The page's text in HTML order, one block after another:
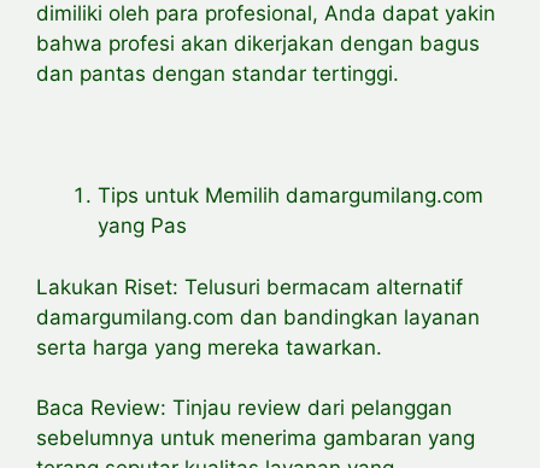
dimiliki oleh para profesional, Anda dapat yakin
bahwa profesi akan dikerjakan dengan bagus
dan pantas dengan standar tertinggi.
Tips untuk Memilih damargumilang.com
yang Pas
Lakukan Riset: Telusuri bermacam alternatif
damargumilang.com dan bandingkan layanan
serta harga yang mereka tawarkan.
Baca Review: Tinjau review dari pelanggan
sebelumnya untuk menerima gambaran yang